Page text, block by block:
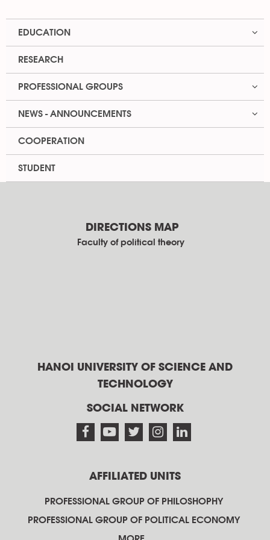
EDUCATION
RESEARCH
PROFESSIONAL GROUPS
NEWS - ANNOUNCEMENTS
COOPERATION
STUDENT
DIRECTIONS MAP
Faculty of political theory
HANOI UNIVERSITY OF SCIENCE AND
TECHNOLOGY
SOCIAL NETWORK
AFFILIATED UNITS
PROFESSIONAL GROUP OF PHILOSHOPHY
PROFESSIONAL GROUP OF POLITICAL ECONOMY